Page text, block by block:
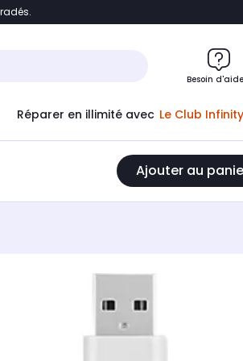
Accéder directement au chatbot
Besoin
Réparer en illimité avec Le Club Infinity
Ajouter au